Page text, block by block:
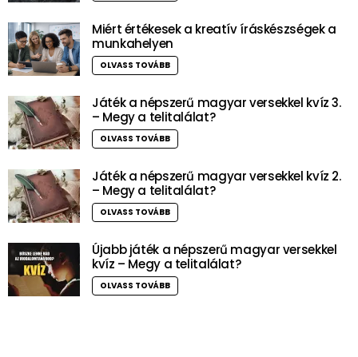
Miért értékesek a kreatív íráskészségek a
munkahelyen
OLVASS TOVÁBB
Játék a népszerű magyar versekkel kvíz 3.
– Megy a telitalálat?
OLVASS TOVÁBB
Játék a népszerű magyar versekkel kvíz 2.
– Megy a telitalálat?
OLVASS TOVÁBB
Újabb játék a népszerű magyar versekkel
kvíz – Megy a telitalálat?
OLVASS TOVÁBB